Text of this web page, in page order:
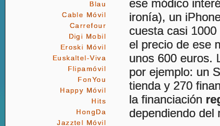
Blau
Cable Móvil
Carrefour
Digi Mobil
Eroski Móvil
Euskaltel-Viva
Flipamóvil
FonYou
Happy Móvil
Hits
HongDa
Jazztel Móvil
ese módico
ironía), un
cuesta casi
el precio de ese
unos 600 euros.
por ejemplo: un
tienda y 270
la financiación
dependiendo del